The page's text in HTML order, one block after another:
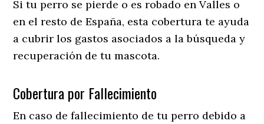
Si tu perro se pierde o es robado en Valles o
en el resto de España, esta cobertura te ayuda
a cubrir los gastos asociados a la búsqueda y
recuperación de tu mascota.
Cobertura por Fallecimiento
En caso de fallecimiento de tu perro debido a